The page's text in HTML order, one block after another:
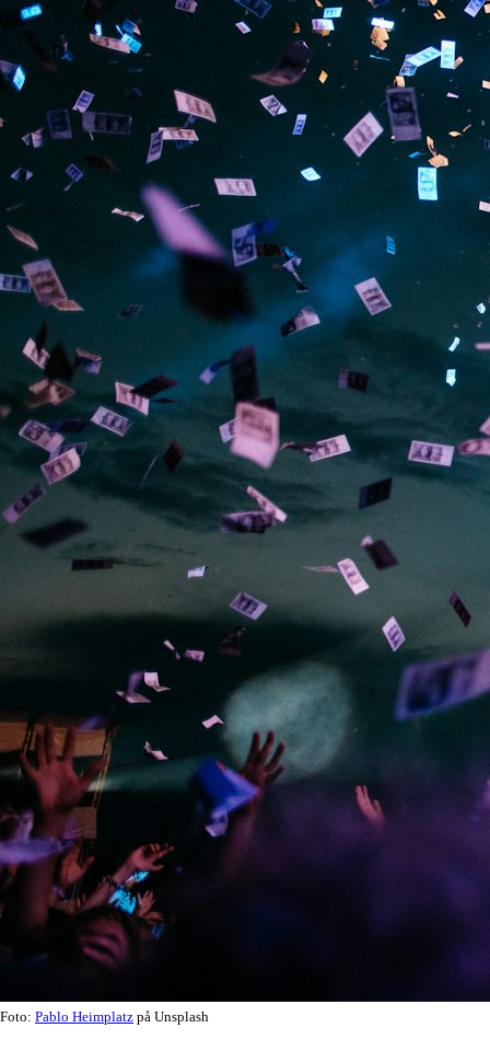
Foto: Pablo Heimplatz på Unsplash